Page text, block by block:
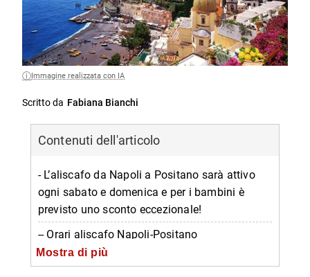
Immagine realizzata con IA
Scritto da Fabiana Bianchi
Contenuti dell'articolo
- L’aliscafo da Napoli a Positano sarà attivo
ogni sabato e domenica e per i bambini è
previsto uno sconto eccezionale!
-- Orari aliscafo Napoli-Positano
-- Prezzi
Mostra di più